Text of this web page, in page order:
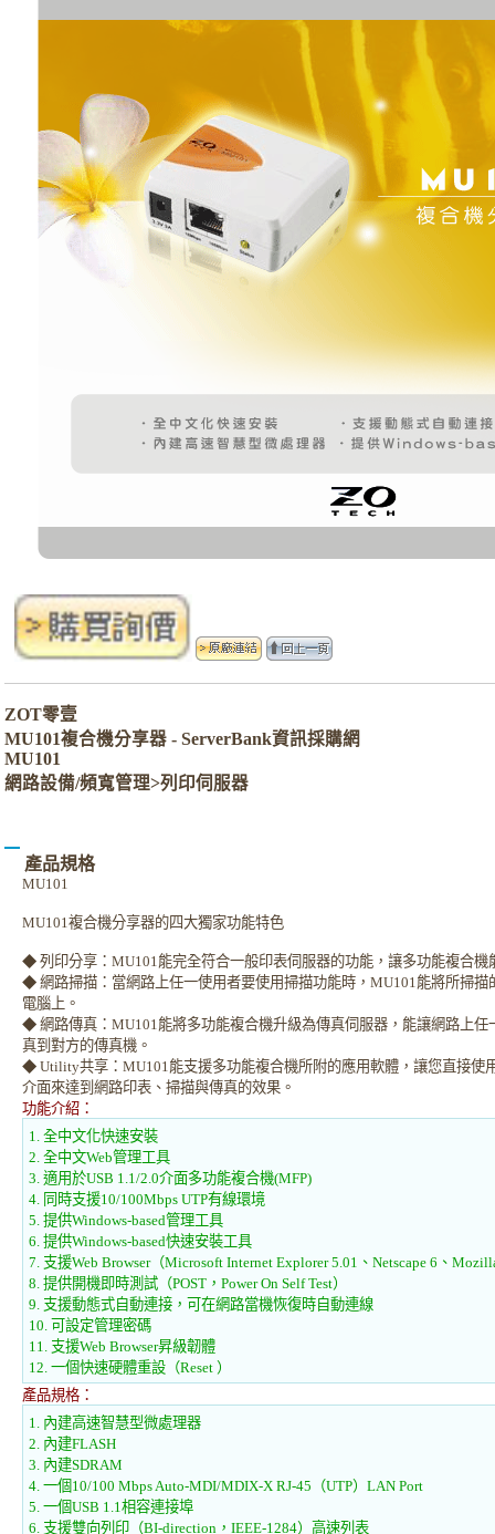
ZOT零壹
MU101複合機分享器 - ServerBank資訊採購網
MU101
網路設備/頻寬管理>列印伺服器
產品規格
MU101
MU101複合機分享器的四大獨家功能特色
◆ 列印分享：MU101能完全符合一般印表伺服器的功能，讓多功能複合機
◆ 網路掃描：當網路上任一使用者要使用掃描功能時，MU101能將所掃描
電腦上。
◆ 網路傳真：MU101能將多功能複合機升級為傳真伺服器，能讓網路上任
真到對方的傳真機。
◆ Utility共享：MU101能支援多功能複合機所附的應用軟體，讓您直接使
介面來達到網路印表、掃描與傳真的效果。
功能介紹：
1. 全中文化快速安裝
2. 全中文Web管理工具
3. 適用於USB 1.1/2.0介面多功能複合機(MFP)
4. 同時支援10/100Mbps UTP有線環境
5. 提供Windows-based管理工具
6. 提供Windows-based快速安裝工具
7. 支援Web Browser（Microsoft Internet Explorer 5.01、Netscape 6、
8. 提供開機即時測試（POST，Power On Self Test）
9. 支援動態式自動連接，可在網路當機恢復時自動連線
10. 可設定管理密碼
11. 支援Web Browser昇級韌體
12. 一個快速硬體重設（Reset ）
產品規格：
1. 內建高速智慧型微處理器
2. 內建FLASH
3. 內建SDRAM
4. 一個10/100 Mbps Auto-MDI/MDIX-X RJ-45（UTP）LAN Port
5. 一個USB 1.1相容連接埠
6. 支援雙向列印（BI-direction，IEEE-1284）高速列表